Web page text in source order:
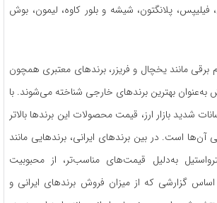
فیلیپس، پلانگتون، شیشه و بلور کاوه، لیمون، بوش
برقی مانند یخچال و فریزر، برندهای معتبری همچون
بهترین برندهای خارجی شناخته می‌شوند. با
شدید بازار ارز، قیمت محصولات این برندها بالاتر
آن‌ها است. در بین برندهای ایرانی، برندهایی مانند
به‌دلیل قیمت‌های مناسب‌تر، از محبوبیت
اساس گزارشی که از میزان فروش برندهای ایرانی و